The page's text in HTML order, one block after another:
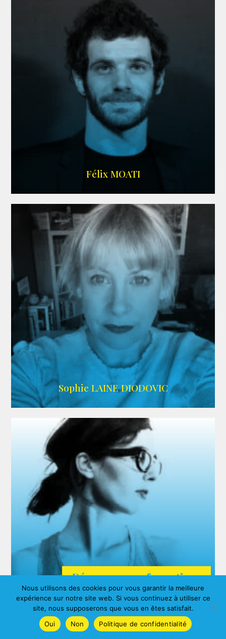
Félix MOATI
WIKIPEDIA
Sophie LAINE DIODOVIC
ARDA
Agnes ALBERNY
Découvrez nos formations
Nous utilisons des cookies pour vous garantir la meilleure
expérience sur notre site web. Si vous continuez à utiliser ce
site, nous supposerons que vous en êtes satisfait.
Oui
Non Politique de confidentialité